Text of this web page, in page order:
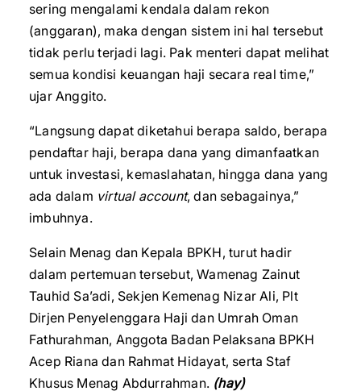
sering mengalami kendala dalam rekon
(anggaran), maka dengan sistem ini hal tersebut
tidak perlu terjadi lagi. Pak menteri dapat melihat
semua kondisi keuangan haji secara real time,”
ujar Anggito.
“Langsung dapat diketahui berapa saldo, berapa
pendaftar haji, berapa dana yang dimanfaatkan
untuk investasi, kemaslahatan, hingga dana yang
ada dalam virtual account, dan sebagainya,”
imbuhnya.
Selain Menag dan Kepala BPKH, turut hadir
dalam pertemuan tersebut, Wamenag Zainut
Tauhid Sa’adi, Sekjen Kemenag Nizar Ali, Plt
Dirjen Penyelenggara Haji dan Umrah Oman
Fathurahman, Anggota Badan Pelaksana BPKH
Acep Riana dan Rahmat Hidayat, serta Staf
Khusus Menag Abdurrahman. (hay)